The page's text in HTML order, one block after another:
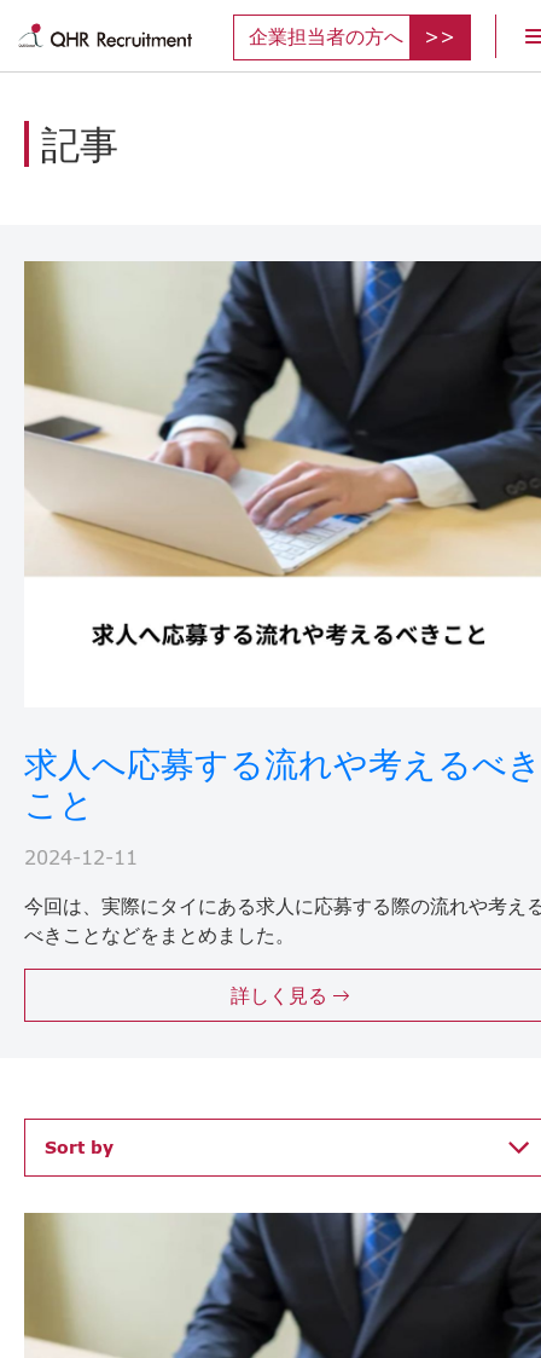
企業担当者の方へ
記事
求人へ応募する流れや考えるべき
こと
2024-12-11
今回は、実際にタイにある求人に応募する際の流れや考え
べきことなどをまとめました。
詳しく見る
Sort by